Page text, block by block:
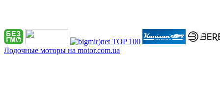
Лодочные моторы на motor.com.ua